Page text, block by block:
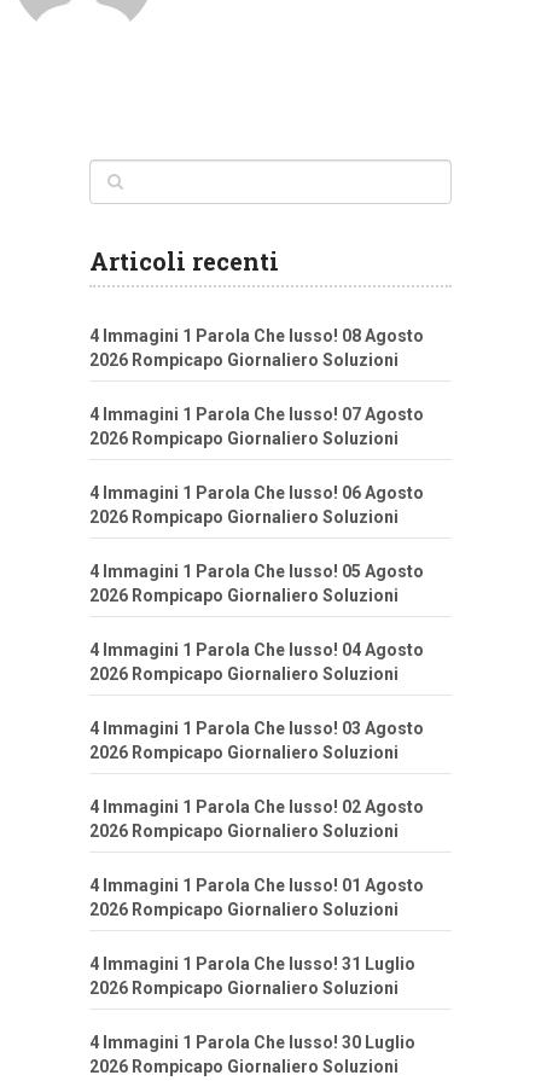
Articoli recenti
4 Immagini 1 Parola Che lusso! 08 Agosto
2026 Rompicapo Giornaliero Soluzioni
4 Immagini 1 Parola Che lusso! 07 Agosto
2026 Rompicapo Giornaliero Soluzioni
4 Immagini 1 Parola Che lusso! 06 Agosto
2026 Rompicapo Giornaliero Soluzioni
4 Immagini 1 Parola Che lusso! 05 Agosto
2026 Rompicapo Giornaliero Soluzioni
4 Immagini 1 Parola Che lusso! 04 Agosto
2026 Rompicapo Giornaliero Soluzioni
4 Immagini 1 Parola Che lusso! 03 Agosto
2026 Rompicapo Giornaliero Soluzioni
4 Immagini 1 Parola Che lusso! 02 Agosto
2026 Rompicapo Giornaliero Soluzioni
4 Immagini 1 Parola Che lusso! 01 Agosto
2026 Rompicapo Giornaliero Soluzioni
4 Immagini 1 Parola Che lusso! 31 Luglio
2026 Rompicapo Giornaliero Soluzioni
4 Immagini 1 Parola Che lusso! 30 Luglio
2026 Rompicapo Giornaliero Soluzioni